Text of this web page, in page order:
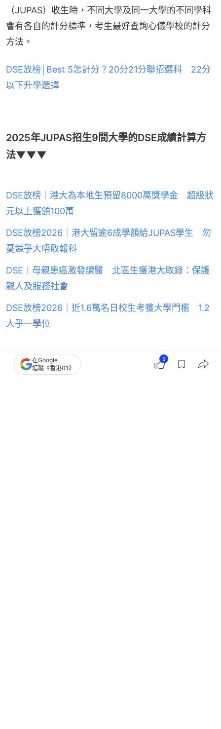
（JUPAS）收生時，不同大學及同一大學的不同學科
會有各自的計分標準，考生最好查詢心儀學校的計分
方法。
DSE放榜│Best 5怎計分？20分21分聯招選科 22分
以下升學選擇
2025年JUPAS招生9間大學的DSE成績計算方
法▼▼▼
DSE放榜｜港大為本地生預留8000萬獎學金 超級狀
元以上獲頒100萬
DSE放榜2026｜港大留逾6成學額給JUPAS學生 勿
憂競爭大唔敢報科
DSE︱母親患癌激發讀醫 北區生獲港大取錄：保護
親人及服務社會
DSE放榜2026｜近1.6萬名日校生考獲大學門檻 1.2
人爭一學位
DSE 文憑試 DSE放榜
在Google
追蹤《香港01》
5